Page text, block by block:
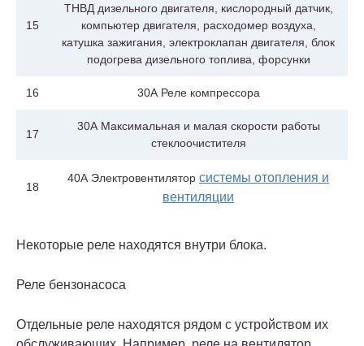
15
ТНВД дизельного двигателя, кислородный датчик,
компьютер двигателя, расходомер воздуха,
катушка зажигания, электроклапан двигателя, блок
подогрева дизельного топлива, форсунки
16 30А Реле компрессора
17
30А Максимальная и малая скорости работы
стеклоочистителя
18
40А Электровентилятор системы отопления и
вентиляции
Некоторые реле находятся внутри блока.
Реле бензонасоса
Отдельные реле находятся рядом с устройством их